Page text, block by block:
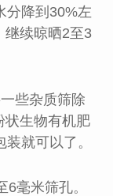
分降到30%左
继续晾晒2至3
些杂质筛除
状生物有机肥
就可以了。
毫米筛孔。